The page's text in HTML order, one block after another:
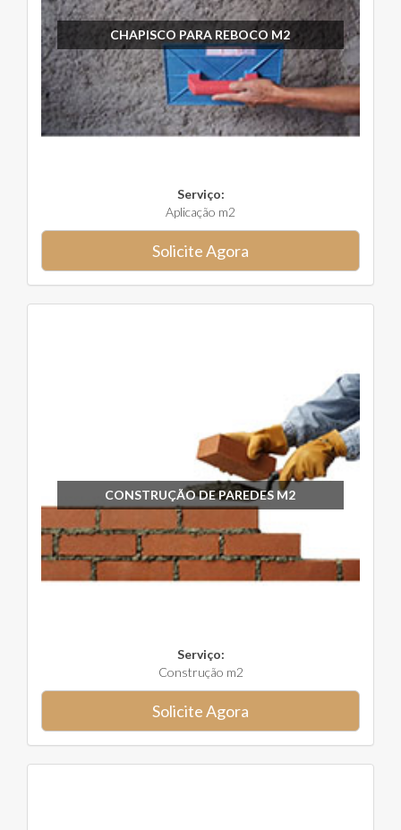
CHAPISCO PARA REBOCO M2
Serviço:
Aplicação m2
Solicite Agora
CONSTRUÇÃO DE PAREDES M2
Serviço:
Construção m2
Solicite Agora